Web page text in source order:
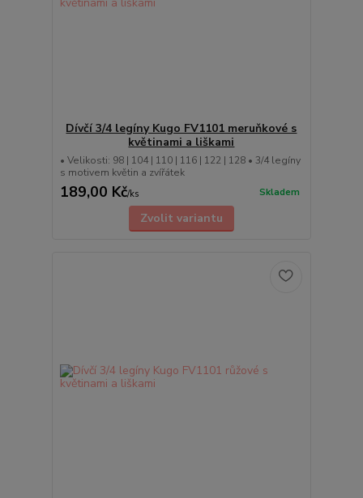
Dívčí 3/4 legíny Kugo FV1101 meruňkové s
květinami a liškami
• Velikosti: 98 | 104 | 110 | 116 | 122 | 128 • 3/4 legíny
s motivem květin a zvířátek
189,00 Kč/ks Skladem
Zvolit variantu